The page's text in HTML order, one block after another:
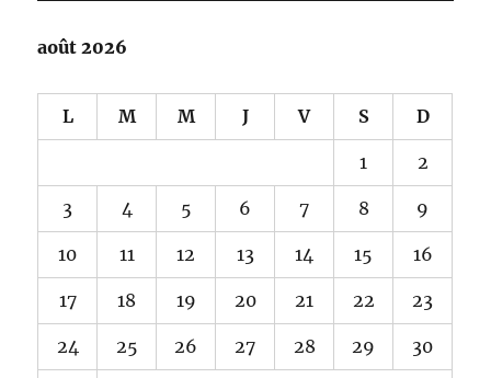
août 2026
L M M J V S D
1 2
3 4 5 6 7 8 9
10 11 12 13 14 15 16
17 18 19 20 21 22 23
24 25 26 27 28 29 30